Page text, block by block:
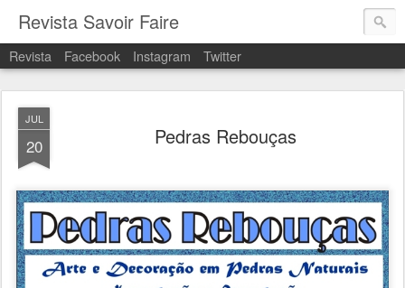
Revista Savoir Faire
Revista Facebook Instagram Twitter
JUL
20 Pedras Rebouças